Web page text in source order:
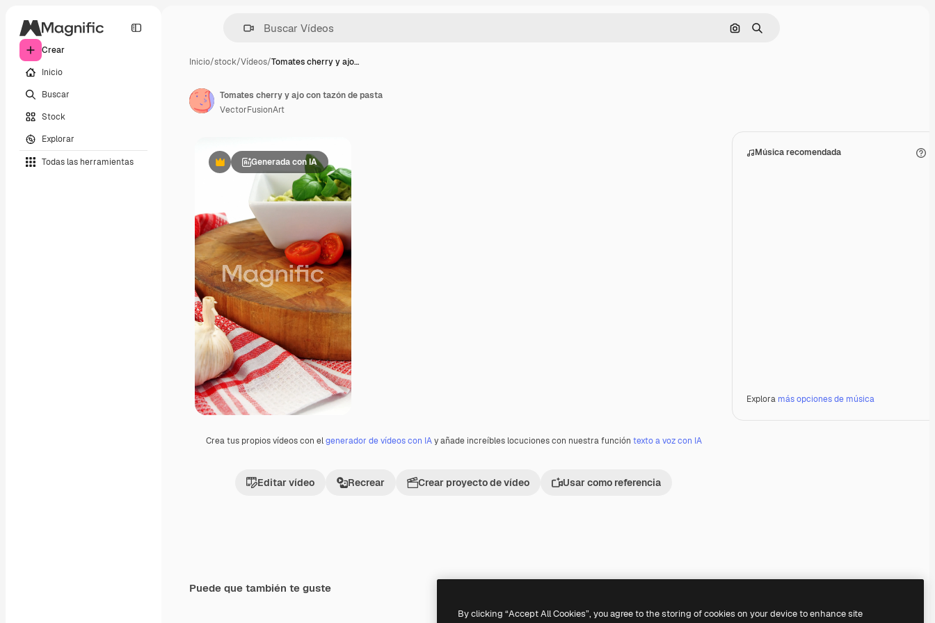
Crear
Inicio
Buscar
Stock
Explorar
Todas las herramientas
Buscar por imagen
Buscar
Inicio/stock/Vídeos/Tomates cherry y ajo…
PremiumGenerada con IA
Crea tus propios vídeos con elgenerador de vídeos con IAy añade increíbles locuciones con nuestra función texto a voz con IA
Editar vídeo Recrear Crear proyecto de vídeo Usar como referencia
Música recomendada
Explora más opciones de música
Tomates cherry y ajo con tazón de pasta
VectorFusionArt
Puede que también te guste
By clicking “Accept All Cookies”, you agree to the storing of cookies on your device to enhance site